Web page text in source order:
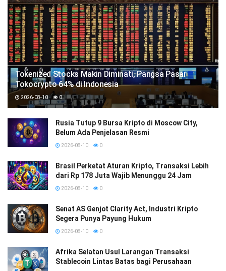
Tokenized Stocks Makin Diminati, Pangsa Pasar
Tokocrypto 64% di Indonesia
2026-08-10 0
Rusia Tutup 9 Bursa Kripto di Moscow City,
Belum Ada Penjelasan Resmi
2026-08-10 0
Brasil Perketat Aturan Kripto, Transaksi Lebih
dari Rp 178 Juta Wajib Menunggu 24 Jam
2026-08-10 0
Senat AS Genjot Clarity Act, Industri Kripto
Segera Punya Payung Hukum
2026-08-10 0
Afrika Selatan Usul Larangan Transaksi
Stablecoin Lintas Batas bagi Perusahaan